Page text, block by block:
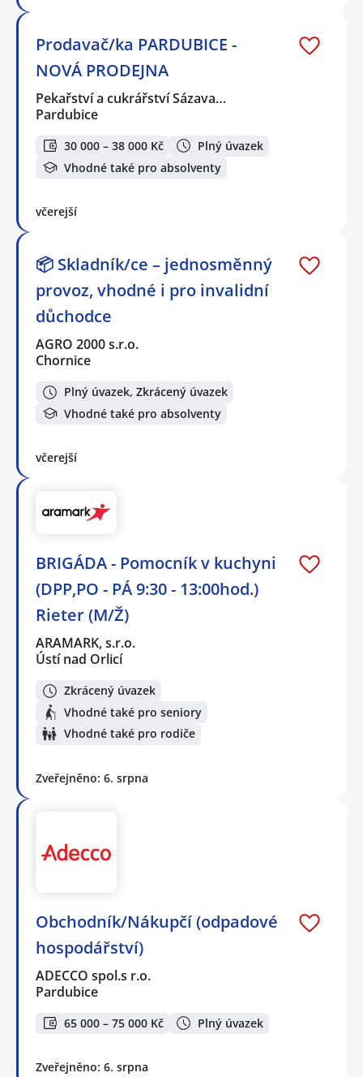
Prodavač/ka PARDUBICE -
NOVÁ PRODEJNA
Pekařství a cukrářství Sázava…
Pardubice
30 000 – 38 000 Kč
Plný úvazek
Vhodné také pro absolventy
včerejší
📦 Skladník/ce – jednosměnný
provoz, vhodné i pro invalidní
důchodce
AGRO 2000 s.r.o.
Chornice
Plný úvazek, Zkrácený úvazek
Vhodné také pro absolventy
včerejší
BRIGÁDA - Pomocník v kuchyni
(DPP,PO - PÁ 9:30 - 13:00hod.)
Rieter (M/Ž)
ARAMARK, s.r.o.
Ústí nad Orlicí
Zkrácený úvazek
Vhodné také pro seniory
Vhodné také pro rodiče
Zveřejněno: 6. srpna
Obchodník/Nákupčí (odpadové
hospodářství)
ADECCO spol.s r.o.
Pardubice
65 000 – 75 000 Kč Plný úvazek
Zveřejněno: 6. srpna